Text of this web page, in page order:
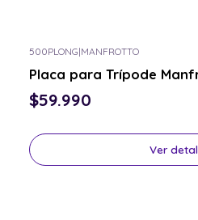
500PLONG|MANFROTTO
Placa para Trípode
$59.990
Ver